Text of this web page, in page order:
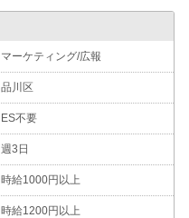
マーケティング/広報
品川区
ES不要
週3日
時給1000円以上
時給1200円以上